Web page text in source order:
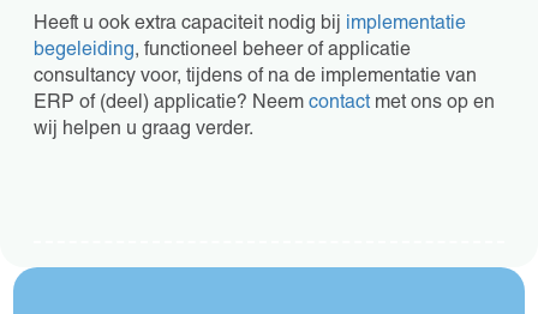
Heeft u ook extra capaciteit nodig bij implementatie
begeleiding, functioneel beheer of applicatie
consultancy voor, tijdens of na de implementatie van
ERP of (deel) applicatie? Neem contact met ons op en
wij helpen u graag verder.